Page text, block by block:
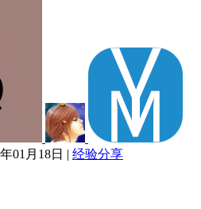
01月18日 | 经验分享